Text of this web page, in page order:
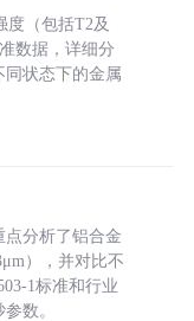
度（包括T2及
数据，详细分
状态下的金属
分析了铝合金
），并对比不
1标准和行业
数。